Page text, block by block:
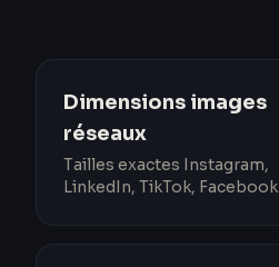
Dimensions images
réseaux
Tailles exactes Instagram,
LinkedIn, TikTok, Facebook